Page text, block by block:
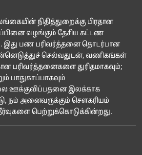
நிதித்துறைக்கு பிரதான
வழங்கும் தேசிய கட்டண
இது பண பரிவர்த்தனை தொடர்பான
செல்வதுடன், வணிகங்கள்
பரிவர்த்தனைகளை துரிதமாகவும்;
பாதுகாப்பாகவும்
ஊக்குவிப்பதனை இலக்காக
நம் அனைவருக்கும் சௌகரியம்
பெற்றுக்கொடுக்கின்றது.